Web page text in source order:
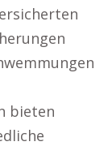
bieten